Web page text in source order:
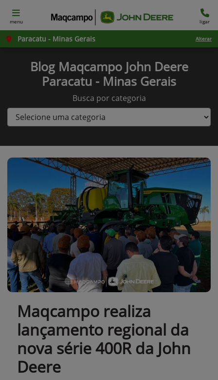
menu ligar
Paracatu - Minas Gerais Alterar
Blog Maqcampo John Deere
Paracatu - Minas Gerais
Busca por categoria
Maqcampo realiza
lançamento regional da
nova série 400R da John
Deere